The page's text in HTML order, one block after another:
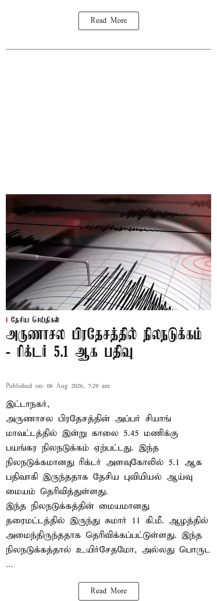
Read More
தேசிய செய்திகள்
அருணாசல பிரதேசத்தில் நிலநடுக்கம்
- ரிக்டர் 5.1 ஆக பதிவு
Published on: 06 Aug 2026, 7:29 am
இட்டாநகர்,
அருணாசல பிரதேசத்தின் அப்பர் சியாங்
மாவட்டத்தில் இன்று காலை 5.45 மணிக்கு
பயங்கர நிலநடுக்கம் ஏற்பட்டது. இந்த
நிலநடுக்கமானது ரிக்டர் அளவுகோலில் 5.1 ஆக
பதிவாகி இருந்ததாக தேசிய புவியியல் ஆய்வு
மையம் தெரிவித்துள்ளது.
இந்த நிலநடுக்கத்தின் மையமானது
தரைமட்டத்தில் இருந்து சுமார் 11 கி.மீ. ஆழத்தில்
அமைந்திருந்ததாக தெரிவிக்கப்பட்டுள்ளது. இந்த
நிலநடுக்கத்தால் உயிர்சேதமோ, அல்லது பொருட
...
Read More